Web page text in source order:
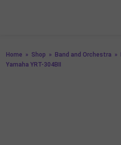
Home » Shop » Band and Orchestra »
Yamaha YRT-304BII